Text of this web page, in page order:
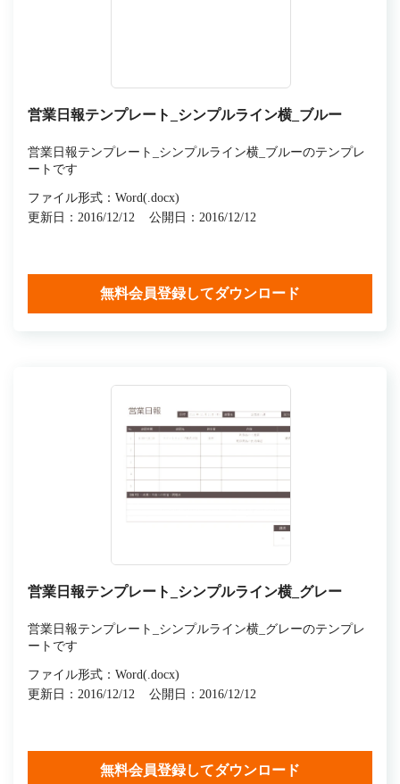
営業日報テンプレート_シンプルライン横_ブルー
営業日報テンプレート_シンプルライン横_ブルーのテンプレ
ートです
ファイル形式：Word(.docx)
更新日：2016/12/12
公開日：2016/12/12
無料会員登録してダウンロード
営業日報テンプレート_シンプルライン横_グレー
営業日報テンプレート_シンプルライン横_グレーのテンプレ
ートです
ファイル形式：Word(.docx)
更新日：2016/12/12
公開日：2016/12/12
無料会員登録してダウンロード